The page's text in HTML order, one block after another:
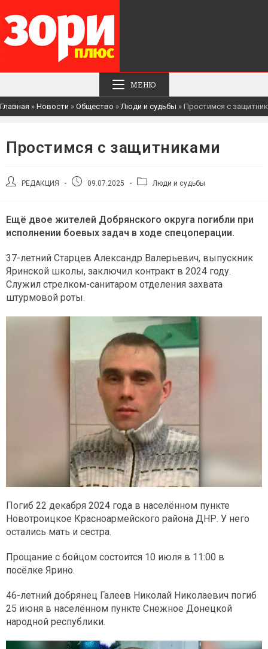
МЕНЮ
Главная » Новости » Общество »Люди и судьбы » Простимся с
Простимся с защитниками
АвторРЕДАКЦИЯ
Запись09.07.2025
РубрикаЛюди и судьбы
Ещё двое жителей Добрянского округа погибли при
исполнении боевых задач в ходе спецоперации.
37-летний Старцев Александр Валерьевич, выпускник
Яринской школы, заключил контракт в 2024 году.
Служил стрелком-санитаром отделения захвата
штурмовой роты.
Погиб 22 декабря 2024 года в населённом пункте
Новотроицкое Красноармейского района ДНР. У него
остались мать и сестра.
Прощание с бойцом состоится 10 июля в 11:00 в
посёлке Ярино.
46-летний добрянец Галеев Николай Николаевич погиб
25 июня в населённом пункте Снежное Донецкой
народной республики.